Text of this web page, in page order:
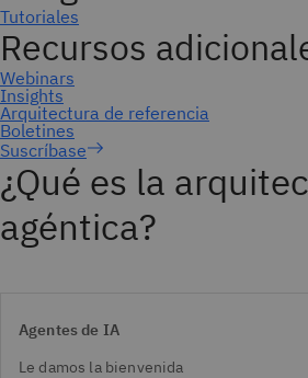
Suscríbase
¿Qué es la
agéntica?
Agentes de IA
Le damos la bienvenida